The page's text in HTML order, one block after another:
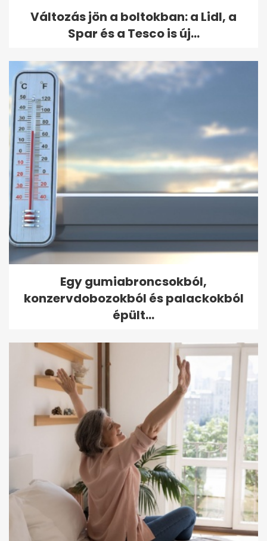
Változás jön a boltokban: a Lidl, a
Spar és a Tesco is új...
Egy gumiabroncsokból,
konzervdobozokból és palackokból
épült...